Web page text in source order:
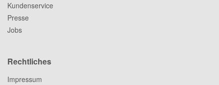
Kundenservice
Presse
Jobs
Rechtliches
Impressum